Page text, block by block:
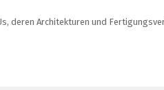
deren Architekturen und